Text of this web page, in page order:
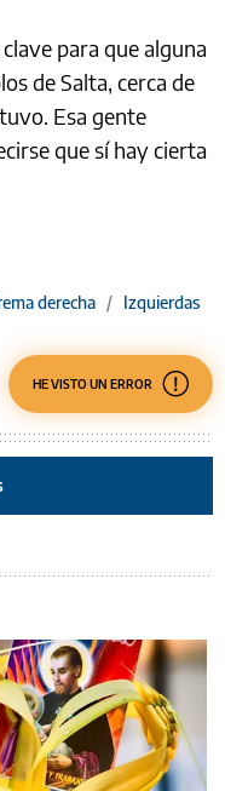
para que alguna
de Salta, cerca de
Esa gente
que sí hay cierta
derecha / Izquierdas
HE VISTO UN ERROR